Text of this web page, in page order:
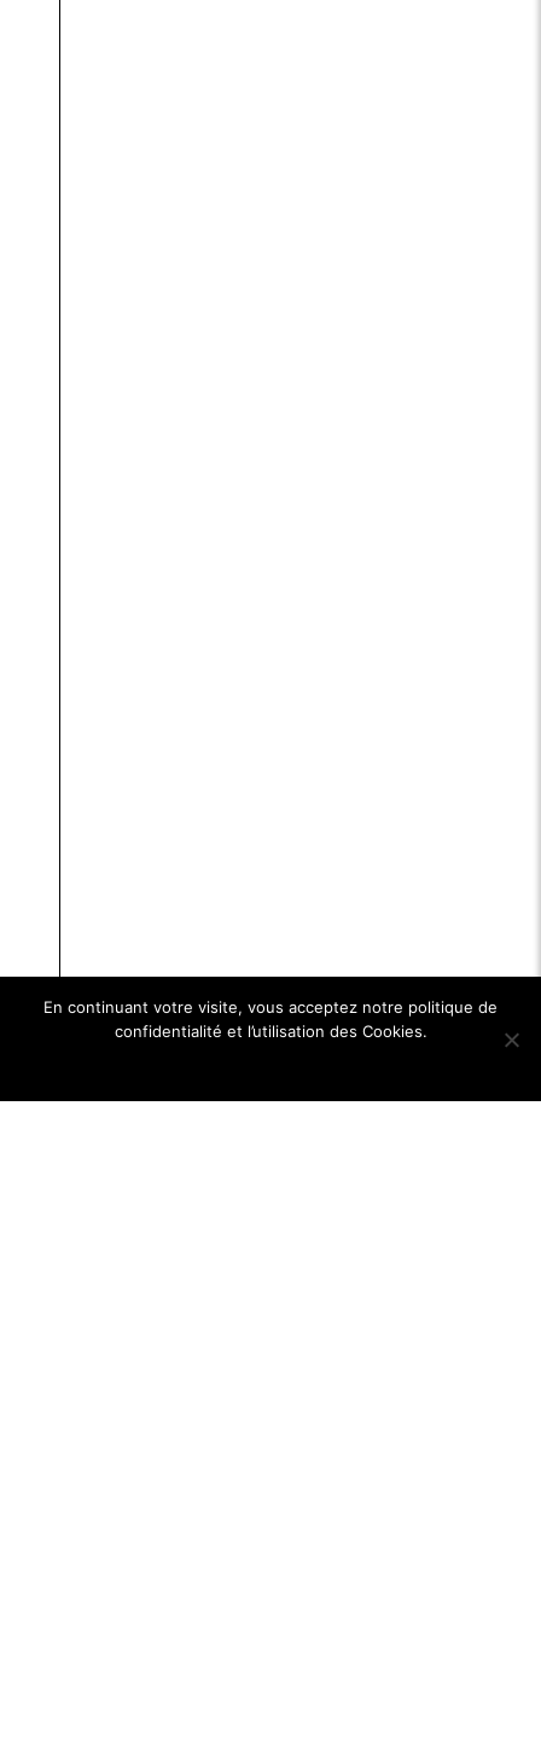
En continuant votre visite, vous acceptez notre politique de
confidentialité et l’utilisation des Cookies.